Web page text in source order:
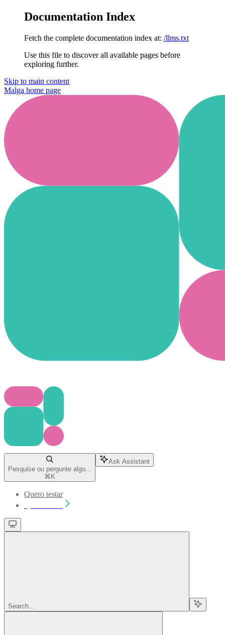
Documentation Index
Fetch the complete documentation index at: /llms.txt
Use this file to discover all available pages before
exploring further.
Skip to main content
Malga home page
Pesquise ou pergunte algo...
⌘ K
Ask Assistant
Quero testar
Search...